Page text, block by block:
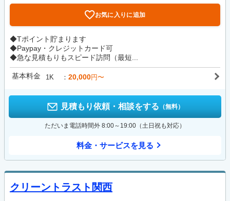
お気に入りに追加
◆Tポイント貯まります
◆Paypay・クレジットカード可
◆急な見積もりもスピード訪問（最短...
基本料金 1K 20,000円〜
見積もり依頼・相談をする （無料）
ただいま電話時間外 8:00～19:00（土日祝も対応）
料金・サービスを見る
クリーントラスト関西